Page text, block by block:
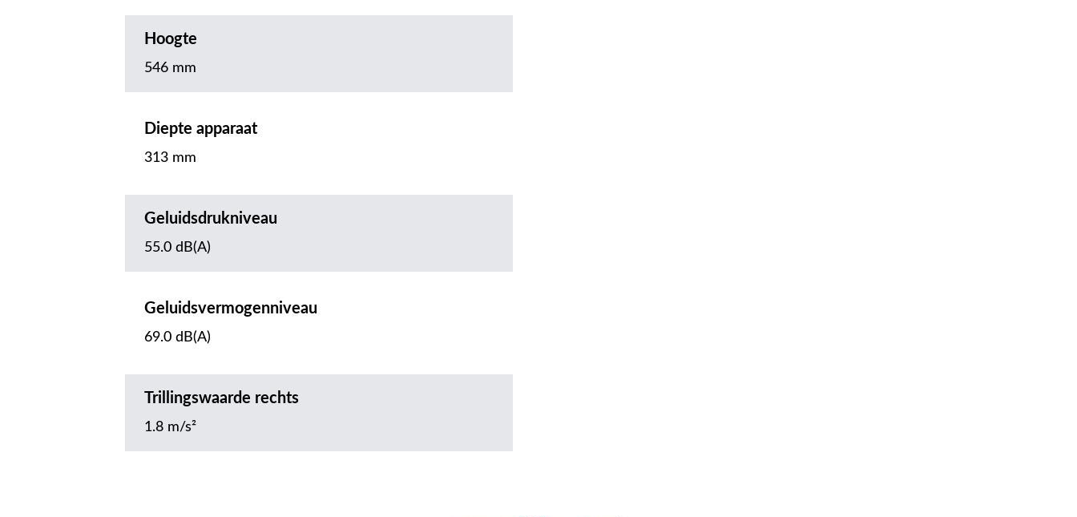
Hoogte
546 mm
Diepte apparaat
313 mm
Geluidsdrukniveau
55.0 dB(A)
Geluidsvermogenniveau
69.0 dB(A)
Trillingswaarde rechts
1.8 m/s²